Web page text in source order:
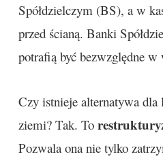
Spółdzielczym (BS), a w
przed ścianą. Banki
potrafią być bezwzględne
Czy istnieje alternatywa
ziemi? Tak. To
Pozwala ona nie tylko